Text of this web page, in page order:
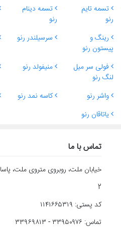
تسمه تایم
رنو
تسمه دینام
رنو
رینگ و
پیستون رنو
سرسیلندر رنو
فولی سر میل
لنگ رنو
منیفولد رنو
واشر رنو
کاسه نمد رنو
یاتاقان رنو
تماس با ما
خیابان ملت، روبروی متروی ملت،
2
کد پستی: ۱۱۴۱۶۶۵۳۱۹
تماس: ۳۳۹۵۰۹۷۶ - ۳۳۹۶۹۸۱۳